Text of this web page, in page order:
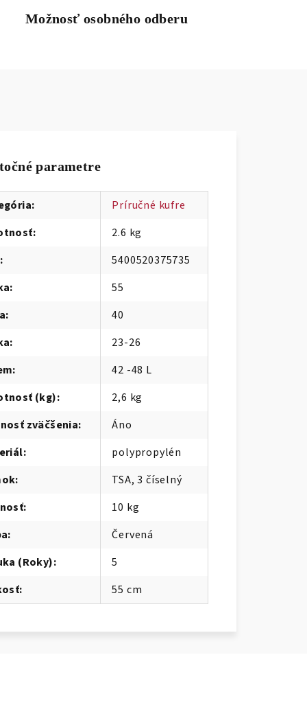
Možnosť osobného odberu
parametre
:
Príručné kufre
:
2.6 kg
:
5400520375735
:
55
:
40
:
23-26
:
42 -48 L
(kg):
2,6 kg
zväčšenia:
Áno
:
polypropylén
:
TSA, 3 číselný
:
10 kg
:
Červená
(Roky):
5
: 55 cm